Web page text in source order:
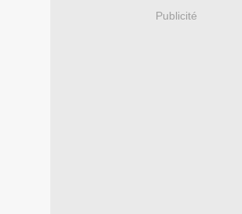
Publicité